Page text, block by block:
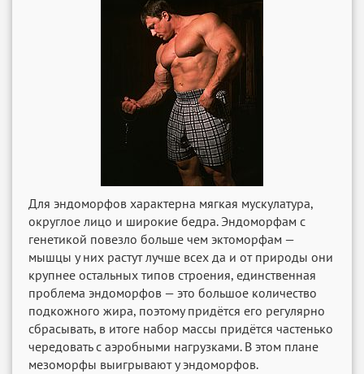
Для эндоморфов характерна мягкая мускулатура,
округлое лицо и широкие бедра. Эндоморфам с
генетикой повезло больше чем эктоморфам —
мышцы у них растут лучше всех да и от природы они
крупнее остальных типов строения, единственная
проблема эндоморфов — это большое количество
подкожного жира, поэтому придётся его регулярно
сбрасывать, в итоге набор массы придётся частенько
чередовать с аэробными нагрузками. В этом плане
мезоморфы выигрывают у эндоморфов.